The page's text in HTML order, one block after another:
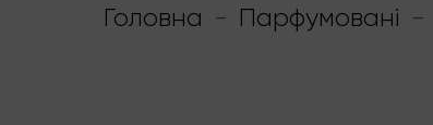
Головна - Парфумовані -